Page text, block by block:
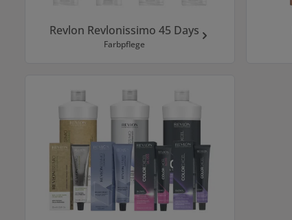
Revlon Revlonissimo 45 Days
Farbpflege